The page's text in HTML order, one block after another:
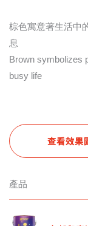
棕色寓意著生活中
息
Brown symbolizes
busy life
查看效果
產品